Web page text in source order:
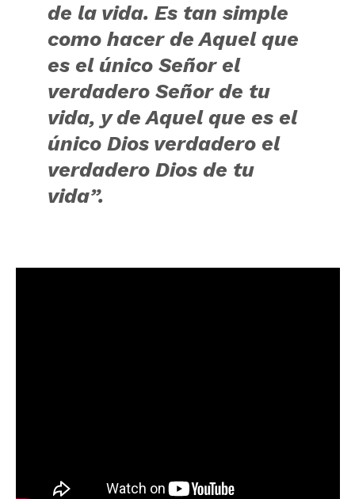
de la vida. Es tan simple
como hacer de Aquel que
es el único Señor el
verdadero Señor de tu
vida, y de Aquel que es el
único Dios verdadero el
verdadero Dios de tu
vida”.